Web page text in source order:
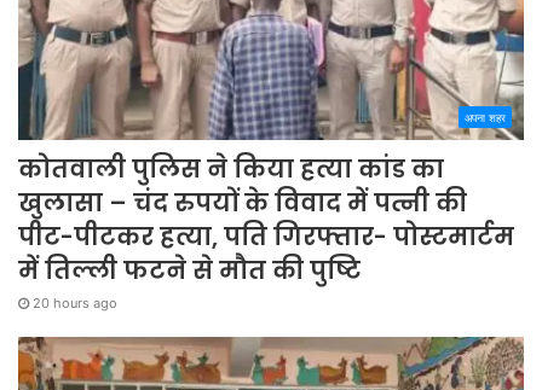
अपना शहर
कोतवाली पुलिस ने किया हत्या कांड का
खुलासा – चंद रुपयों के विवाद में पत्नी की
पीट-पीटकर हत्या, पति गिरफ्तार- पोस्टमार्टम
में तिल्ली फटने से मौत की पुष्टि
20 hours ago